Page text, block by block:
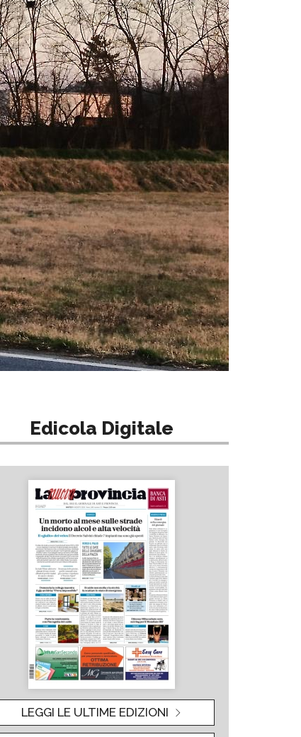
Edicola Digitale
LEGGI LE ULTIME EDIZIONI